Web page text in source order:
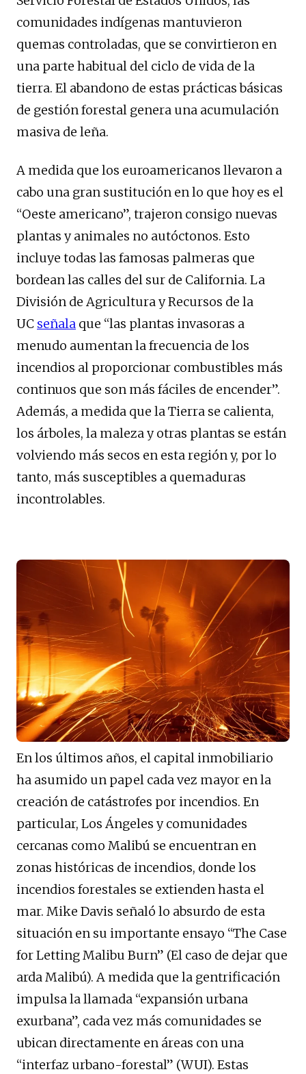
comunidades indígenas mantuvieron
quemas controladas, que se convirtieron en
una parte habitual del ciclo de vida de la
tierra. El abandono de estas prácticas básicas
de gestión forestal genera una acumulación
masiva de leña.
A medida que los euroamericanos llevaron a
cabo una gran sustitución en lo que hoy es el
“Oeste americano”, trajeron consigo nuevas
plantas y animales no autóctonos. Esto
incluye todas las famosas palmeras que
bordean las calles del sur de California. La
División de Agricultura y Recursos de la
UC señala que “las plantas invasoras a
menudo aumentan la frecuencia de los
incendios al proporcionar combustibles más
continuos que son más fáciles de encender”.
Además, a medida que la Tierra se calienta,
los árboles, la maleza y otras plantas se están
volviendo más secos en esta región y, por lo
tanto, más susceptibles a quemaduras
incontrolables.
En los últimos años, el capital inmobiliario
ha asumido un papel cada vez mayor en la
creación de catástrofes por incendios. En
particular, Los Ángeles y comunidades
cercanas como Malibú se encuentran en
zonas históricas de incendios, donde los
incendios forestales se extienden hasta el
mar. Mike Davis señaló lo absurdo de esta
situación en su importante ensayo “The Case
for Letting Malibu Burn” (El caso de dejar que
arda Malibú). A medida que la gentrificación
impulsa la llamada “expansión urbana
exurbana”, cada vez más comunidades se
ubican directamente en áreas con una
“interfaz urbano-forestal” (WUI). Estas